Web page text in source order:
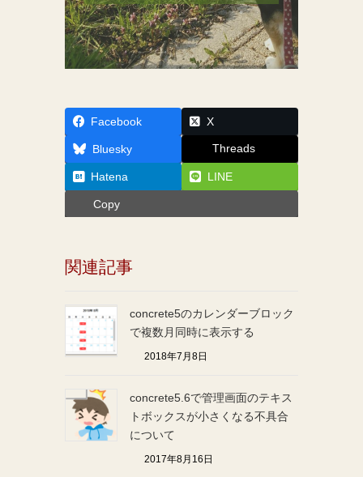
Facebook X
Bluesky Threads
Hatena LINE
Copy
関連記事
concrete5のカレンダーブロック
で複数月同時に表示する
2018年7月8日
concrete5.6で管理画面のテキス
トボックスが小さくなる不具合
について
2017年8月16日